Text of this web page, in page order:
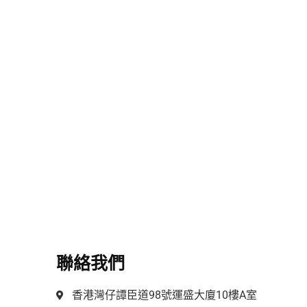
聯絡我們
香港灣仔譚臣道98號運盛大廈10樓A室